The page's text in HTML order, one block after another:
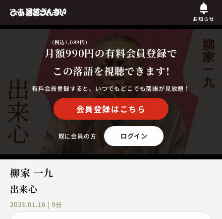
お知らせ
月額990円
(税込1,089円)
の有料会員登録で
この落語を視聴できます!
有料会員登録すると、いつでもどこでも落語が見放題！
会員登録はこちら
既に会員の方 ログイン
柳家 一九
出来心
2023.01.16 | 9分